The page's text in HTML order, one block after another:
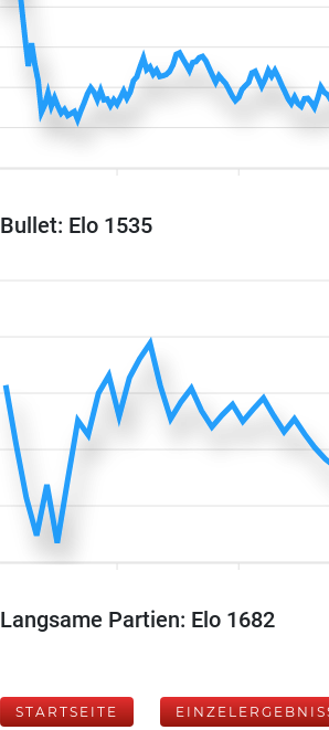
Bullet: Elo 1535
Langsame Partien: Elo 1682
STARTSEITE